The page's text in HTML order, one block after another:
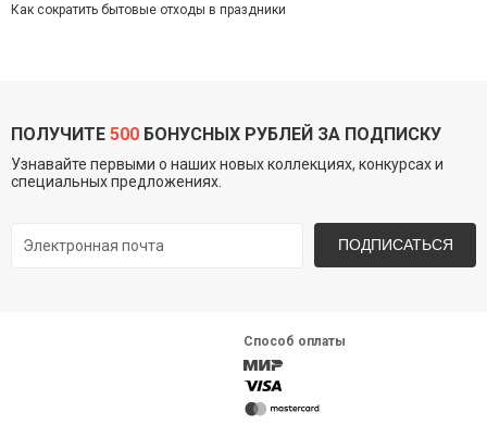
Как сократить бытовые отходы в праздники
ПОЛУЧИТЕ 500 БОНУСНЫХ РУБЛЕЙ ЗА ПОДПИСКУ
Узнавайте первыми о наших новых коллекциях, конкурсах и
специальных предложениях.
ПОДПИСАТЬСЯ
Способ оплаты